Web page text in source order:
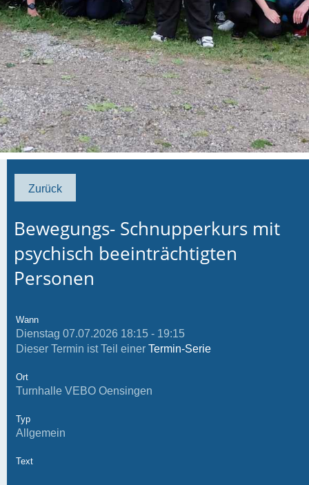
Zurück
Bewegungs- Schnupperkurs mit
psychisch beeinträchtigten
Personen
Wann
Dienstag 07.07.2026 18:15 - 19:15
Dieser Termin ist Teil einer Termin-Serie
Ort
Turnhalle VEBO Oensingen
Typ
Allgemein
Text